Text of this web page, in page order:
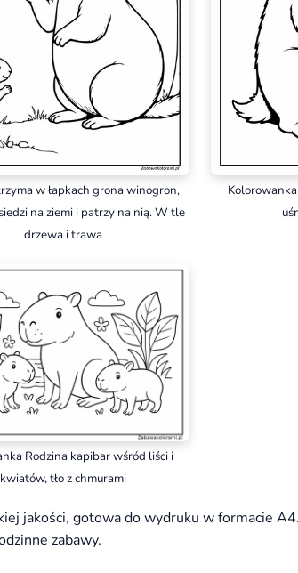
w łapkach grona winogron,
na ziemi i patrzy na nią. W tle
drzewa i trawa
Rodzina kapibar wśród liści i
kwiatów, tło z chmurami
jakości, gotowa do wydruku w formacie
zabawy.